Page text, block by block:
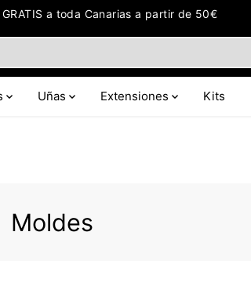
GRATIS a toda Canarias a partir de 50€
Uñas Extensiones Kits
Moldes